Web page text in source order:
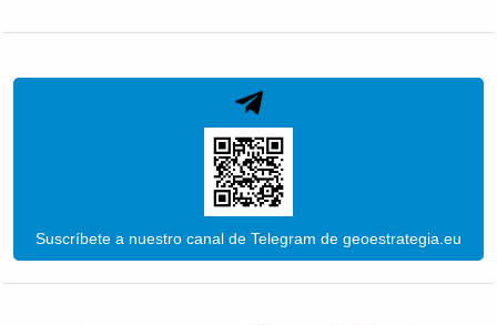
Suscríbete a nuestro canal de Telegram de geoestrategia.eu